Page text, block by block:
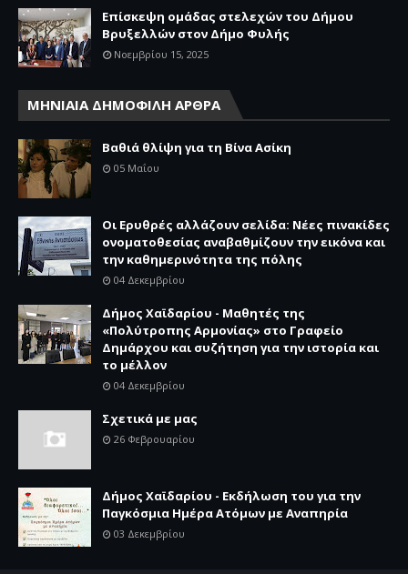
Επίσκεψη ομάδας στελεχών του Δήμου
Βρυξελλών στον Δήμο Φυλής
Νοεμβρίου 15, 2025
ΜΗΝΙΑΙΑ ΔΗΜΟΦΙΛΗ ΑΡΘΡΑ
Βαθιά θλίψη για τη Βίνα Ασίκη
05 Μαΐου
Οι Ερυθρές αλλάζουν σελίδα: Νέες πινακίδες
ονοματοθεσίας αναβαθμίζουν την εικόνα και
την καθημερινότητα της πόλης
04 Δεκεμβρίου
Δήμος Χαϊδαρίου - Μαθητές της
«Πολύτροπης Αρμονίας» στο Γραφείο
Δημάρχου και συζήτηση για την ιστορία και
το μέλλον
04 Δεκεμβρίου
Σχετικά με μας
26 Φεβρουαρίου
Δήμος Χαϊδαρίου - Εκδήλωση του για την
Παγκόσμια Ημέρα Ατόμων με Αναπηρία
03 Δεκεμβρίου